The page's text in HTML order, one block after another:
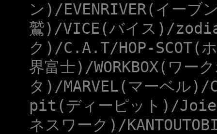
ン)/EVENRIVER(イーブ
鷲)/VICE(バイス)/
ク)/C.A.T/HOP-
界富士)/WORKBOX(ワ
タ)/MARVEL(マーベル
pit(ディーピット)/Joie(
ネスワーク)/